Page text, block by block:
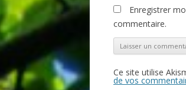
Enregistrer
commentaire.
Ce site utilise
de vos